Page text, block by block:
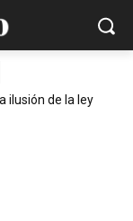
ilusión de la ley